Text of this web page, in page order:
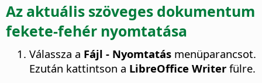
Az aktuális szöveges dokumentum
fekete-fehér nyomtatása
Válassza a Fájl - Nyomtatás menüparancsot.
Ezután kattintson a LibreOffice Writer fülre.